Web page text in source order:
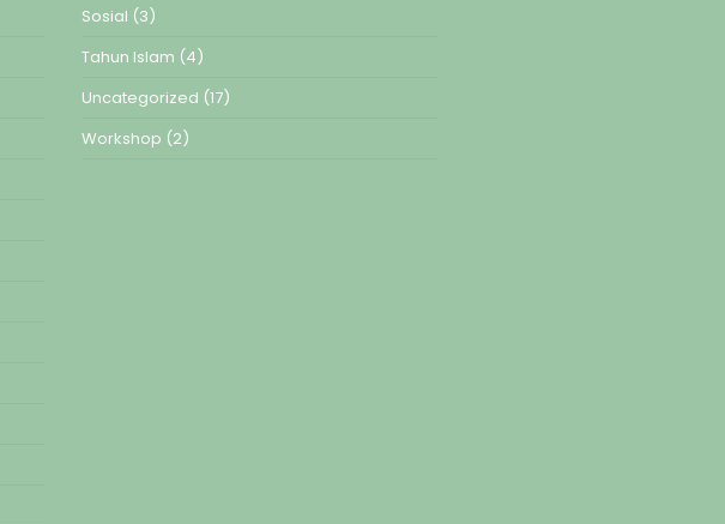
Sosial (3)
Tahun Islam (4)
Uncategorized (17)
Workshop (2)